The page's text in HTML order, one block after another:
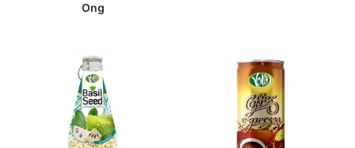
Ong